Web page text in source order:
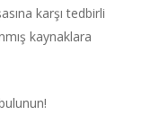
karşı tedbirli
kaynaklara